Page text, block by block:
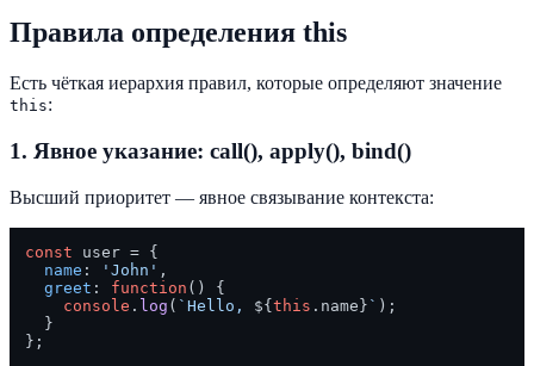
Правила определения this
Есть чёткая иерархия правил, которые определяют значение
this:
1. Явное указание: call(), apply(), bind()
Высший приоритет — явное связывание контекста:
const user = {
name : 'John' ,
greet : function ( ) {
console . log ( `Hello, ${ this .name} ` );
  }
};